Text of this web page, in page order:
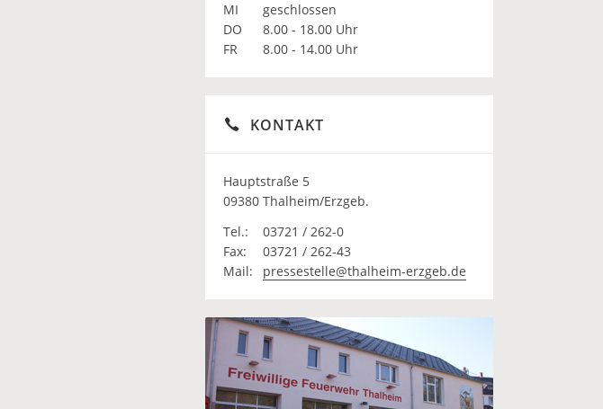
MI
geschlossen
DO
8.00 - 18.00 Uhr
FR
8.00 - 14.00 Uhr
KONTAKT
Hauptstraße 5
09380 Thalheim/Erzgeb.
Tel.:
03721 / 262-0
Fax:
03721 / 262-43
Mail:
pressestelle@thalheim-erzgeb.de